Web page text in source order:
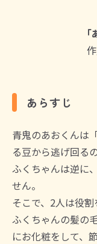
あらすじ
青鬼のあおくんは
る豆から逃げ回る
ふくちゃんは逆に
せん。
そこで、2人は役
ふくちゃんの髪の
にお化粧をして、